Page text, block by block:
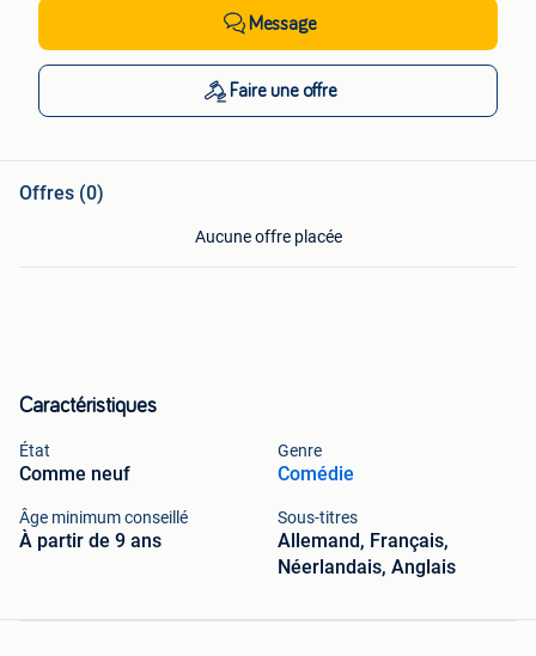
Caractéristiques
État
Comme neuf
Genre
Comédie
Âge minimum conseillé
À partir de 9 ans
Sous-titres
Allemand, Français,
Néerlandais, Anglais
Message
Faire une offre
Offres (0)
Aucune offre placée